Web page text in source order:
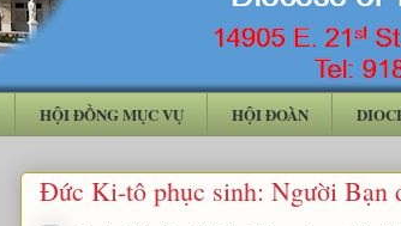
HỘI ĐỒNG MỤC VỤ HỘI ĐOÀN
Đức Ki-tô phục sinh: Người Bạn